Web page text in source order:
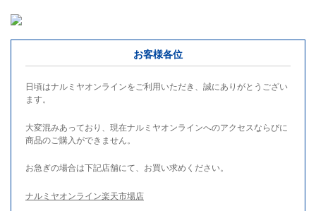
お客様各位
日頃はナルミヤオンラインをご利用いただき、誠にありがとうござい
ます。
大変混みあっており、現在ナルミヤオンラインへのアクセスならびに
商品のご購入ができません。
お急ぎの場合は下記店舗にて、お買い求めください。
ナルミヤオンライン楽天市場店